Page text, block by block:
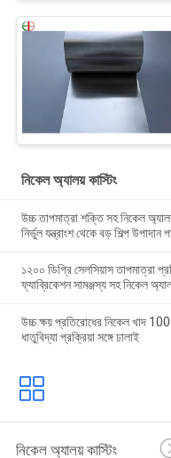
নিকেল অ্যালয় কাস্টিং
উচ্চ তাপমাত্রা শক্তি সহ নিকেল
নির্ভুল যন্ত্রাংশ থেকে বড় শিল্প
১২০০ ডিগ্রি সেলসিয়াস তাপমাত্রা
ফ্যাব্রিকেশন সামঞ্জস্য সহ নিকেল
উচ্চ ক্ষয় প্রতিরোধের নিকেল খাদ
ধাতুবিদ্যা প্রক্রিয়া সঙ্গে ঢালাই
নিকেল অ্যালয় কাস্টিং